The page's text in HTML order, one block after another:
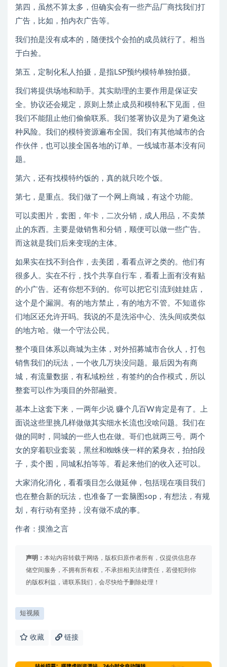
第四，虽然不算太多，但确实会有一些产品厂商找我们打
广告，比如，拍内衣广告等。
我们拍是没有成本的，随便找个会拍的成员就行了。相当
于白捡。
第五，定制化私人拍摄，是指LSP预约模特单独拍摄。
我们将提供场地和助手。其实助理的主要作用是保证安
全。协议还会规定，原则上禁止成员和模特私下见面，但
我们不能阻止他们偷偷联系。我们签署协议是为了避免这
种风险。我们的模特资源遍布全国。我们有其他城市的合
作伙伴，也可以接全国各地的订单。一线城市基本没有问
题。
第六，还有找模特约饭的，真的就只吃个饭。
第七，是重点。我们做了一个网上商城，有这个功能。
可以卖图片，套图，年卡，二次分销，成人用品，不卖禁
止的东西。主要是做销售和分销，顺便可以做一些广告。
而这就是我们后来变现的主体。
如果实在找不到合作，去美团，看看点评之类的。他们有
很多人。实在不行，找个共享自行车，看看上面有没有贴
的小广告。还有你想不到的。你可以把它引流到娃娃店，
这个是个漏洞。有的地方禁止，有的地方不管。不知道你
们地区还允许开吗。我说的不是洗浴中心、洗头间或类似
的地方哈。做一个守法公民。
整个项目体系以商城为主体，对外招募城市合伙人，打包
销售我们的玩法，一个收几万块没问题。最后因为有商
城，有流量数据，有私域粉丝，有签约的合作模式，所以
整套可以作为项目的外部融资。
基本上这套下来，一两年少说 赚个几百W肯定是有了。上
面说这些里挑几样做做其实细水长流也没啥问题。我们在
做的同时，同城的一些人也在做。哥们也就两三号。两个
女的穿着职业套装，黑丝和蜘蛛侠一样的紧身衣，拍拍段
子，卖个图，同城私拍等等。看起来他们的收入还可以。
大家消化消化，看看项目怎么做延伸，包括现在项目我们
也在整合新的玩法，也准备了一套脑图sop，有想法，有规
划，有行动有坚持，没有做不成的事。
作者：摸渔之言
声明： 本站内容转载于网络，版权归原作者所有，仅提供信息存
储空间服务，不拥有所有权，不承担相关法律责任，若侵犯到你
的版权利益，请联系我们，会尽快给予删除处理！
短视频
收藏 链接